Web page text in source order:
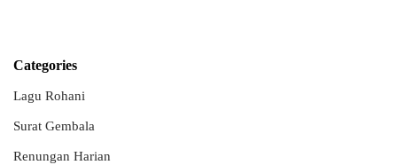
Categories
Lagu Rohani
Surat Gembala
Renungan Harian